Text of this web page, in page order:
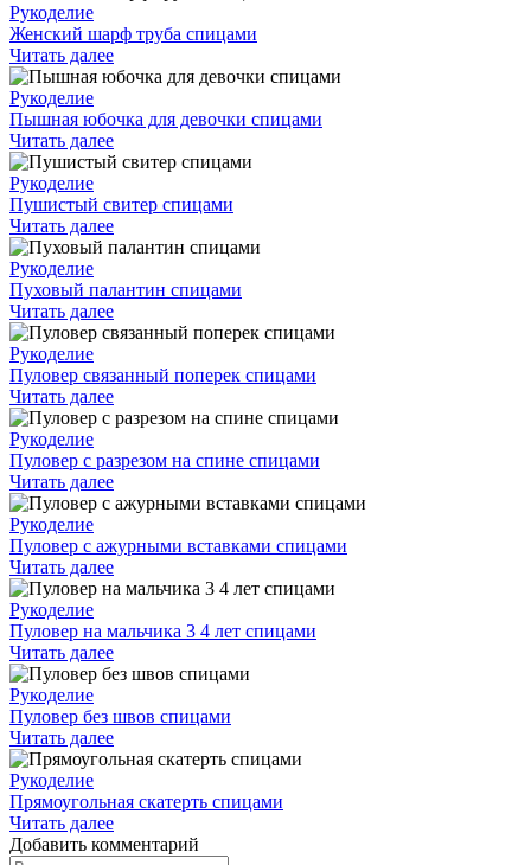
Рукоделие
Женский шарф труба спицами
Читать далее
Рукоделие
Пышная юбочка для девочки спицами
Читать далее
Рукоделие
Пушистый свитер спицами
Читать далее
Рукоделие
Пуховый палантин спицами
Читать далее
Рукоделие
Пуловер связанный поперек спицами
Читать далее
Рукоделие
Пуловер с разрезом на спине спицами
Читать далее
Рукоделие
Пуловер с ажурными вставками спицами
Читать далее
Рукоделие
Пуловер на мальчика 3 4 лет спицами
Читать далее
Рукоделие
Пуловер без швов спицами
Читать далее
Рукоделие
Прямоугольная скатерть спицами
Читать далее
Добавить комментарий